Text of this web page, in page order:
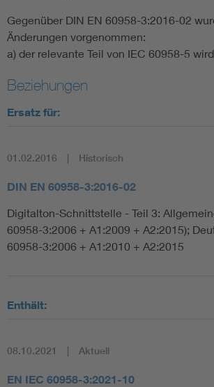
Gegenüber DIN EN 60958-3:2016-02
Änderungen vorgenommen:
a) der relevante Teil von IEC 60958-5
Beziehungen
Ersatz für:
01.02.2016 Historisch
DIN EN 60958-3:2016-02
Digitalton-Schnittstelle - Teil 3:
60958-3:2006 + A1:2009 + A2:2015);
60958-3:2006 + A1:2010 + A2:2015
Enthält:
08.10.2021 Aktuell
EN IEC 60958-3:2021-10